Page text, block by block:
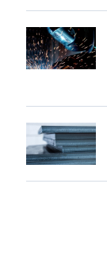
досягнення
цілей
декарбонізації
у
липні
На
БМК
виробили
трамвайних
колій
Москви
і
Європі
виживуть
тільки